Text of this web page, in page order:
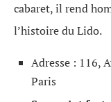
cabaret, il rend
l’histoire du Lido.
Adresse : 116,
Paris